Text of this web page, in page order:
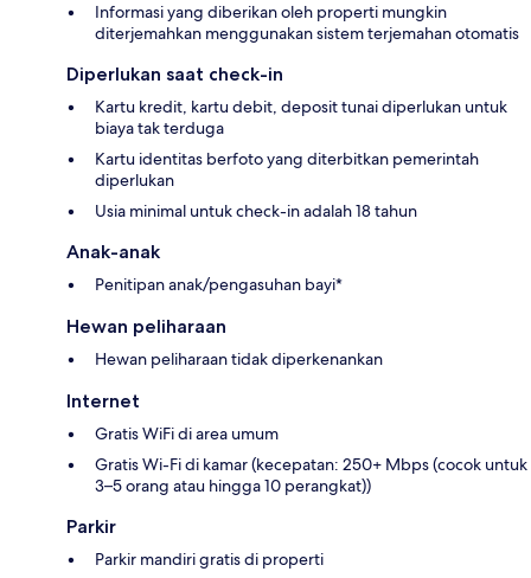
Informasi yang diberikan oleh properti mungkin
diterjemahkan menggunakan sistem terjemahan otomatis
Diperlukan saat check-in
Kartu kredit, kartu debit, deposit tunai diperlukan untuk
biaya tak terduga
Kartu identitas berfoto yang diterbitkan pemerintah
diperlukan
Usia minimal untuk check-in adalah 18 tahun
Anak-anak
Penitipan anak/pengasuhan bayi*
Hewan peliharaan
Hewan peliharaan tidak diperkenankan
Internet
Gratis WiFi di area umum
Gratis Wi-Fi di kamar (kecepatan: 250+ Mbps (cocok untuk
3–5 orang atau hingga 10 perangkat))
Parkir
Parkir mandiri gratis di properti